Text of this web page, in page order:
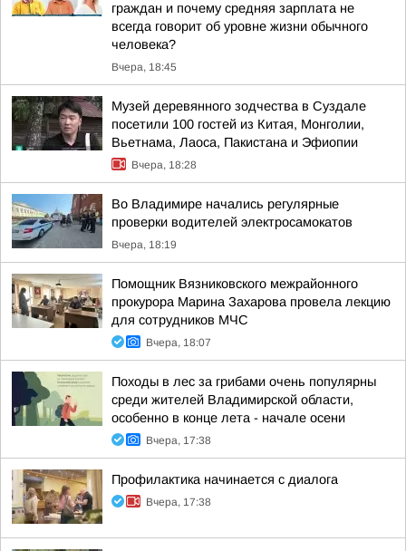
граждан и почему средняя зарплата не
всегда говорит об уровне жизни обычного
человека?
Вчера, 18:45
Музей деревянного зодчества в Суздале
посетили 100 гостей из Китая, Монголии,
Вьетнама, Лаоса, Пакистана и Эфиопии
Вчера, 18:28
Во Владимире начались регулярные
проверки водителей электросамокатов
Вчера, 18:19
Помощник Вязниковского межрайонного
прокурора Марина Захарова провела лекцию
для сотрудников МЧС
Вчера, 18:07
Походы в лес за грибами очень популярны
среди жителей Владимирской области,
особенно в конце лета - начале осени
Вчера, 17:38
Профилактика начинается с диалога
Вчера, 17:38